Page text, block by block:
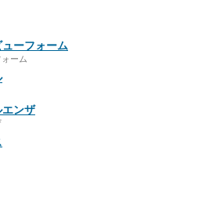
ーフォーム
ーム
ンザ